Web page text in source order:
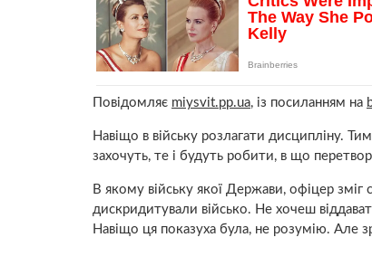
Повідомляє miysvit.pp.ua, із посиланням на
Навіщо в війську розлагати дисципліну.
захочуть, те і будуть робити, в що
В якому війську якої Держави, офіцер
дискридитували військо. Не хочеш
Навіщо ця показуха була, не розумію. Але